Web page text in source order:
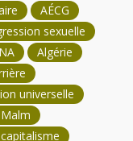
AÉCG
sexuelle
Algérie
universelle